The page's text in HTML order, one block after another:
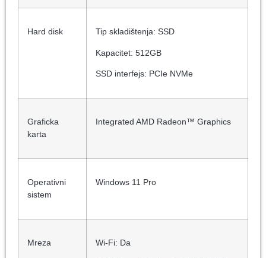
Hard disk Tip skladištenja: SSD
Kapacitet: 512GB
SSD interfejs: PCIe NVMe
Graficka
karta
Integrated AMD Radeon™ Graphics
Operativni
sistem
Windows 11 Pro
Mreza Wi-Fi: Da